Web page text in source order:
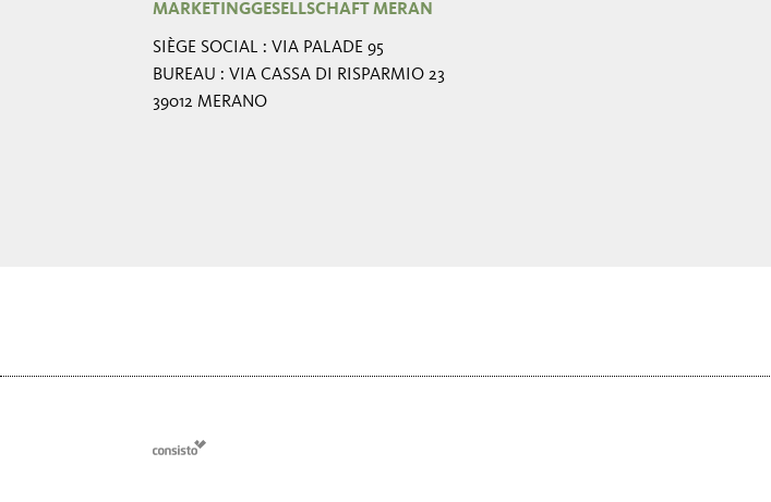
MARKETINGGESELLSCHAFT MERAN
SIÈGE SOCIAL : VIA PALADE 95
BUREAU : VIA CASSA DI RISPARMIO 23
39012 MERANO